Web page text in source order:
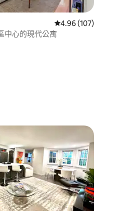
均評分（滿分 5 分）從 107 則評價中獲得
4.96 (107)
中心的現代公寓